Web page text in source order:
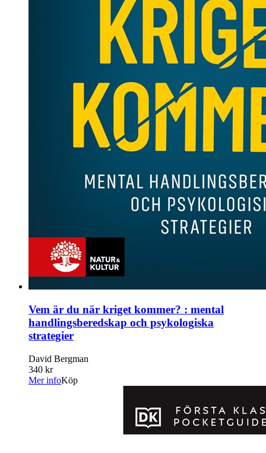
Vem är du när kriget kommer? : mental
handlingsberedskap och psykologiska
strategier
David Bergman
340 kr
Mer infoKöp